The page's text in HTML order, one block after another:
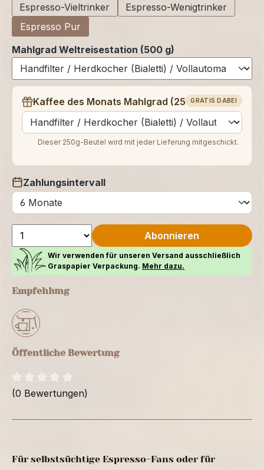
Espresso-Vieltrinker
Espresso-Wenigtrinker
Espresso Pur
Mahlgrad Weltreisestation (500 g)
GRATIS DABEI
Kaffee des Monats Mahlgrad (250 g)
auswählen
Dieser 250g-Beutel wird mit jeder Lieferung mitgeschickt.
Zahlungsintervall
auswählen
Abonnieren
Wir verwenden für unseren Versand ausschließlich
Graspapier Verpackung. Mehr dazu.
Empfehlung
Öffentliche Bewertung
(0 Bewertungen)
Für selbstsüchtige Espresso-Fans oder für